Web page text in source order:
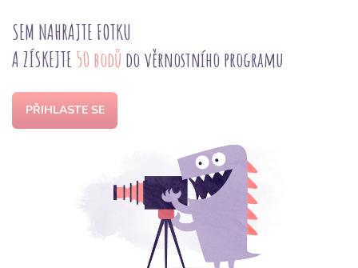
SEM NAHRAJTE FOTKU
A ZÍSKEJTE 50 bodů do věrnostního programu
PŘIHLASTE SE